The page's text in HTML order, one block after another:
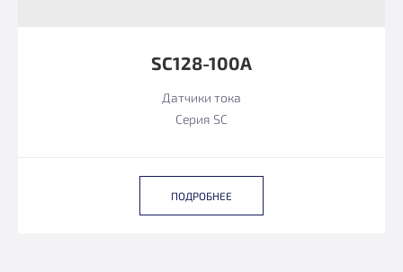
SC128-100A
Датчики тока
Серия SC
ПОДРОБНЕЕ